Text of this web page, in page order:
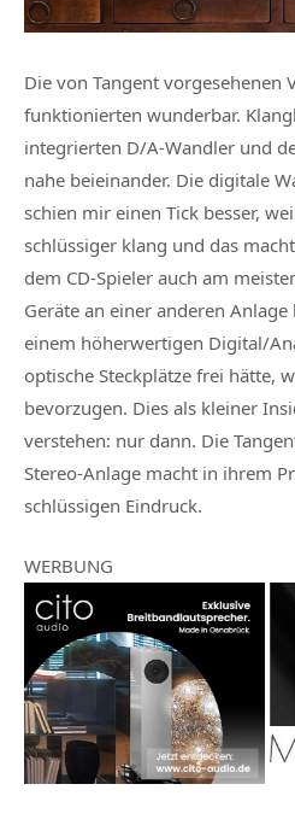
Die von Tangent vorgesehenen
funktionierten wunderbar.
integrierten D/A-Wandler und
nahe beieinander. Die digitale
schien mir einen Tick besser,
schlüssiger klang und das
dem CD-Spieler auch am
Geräte an einer anderen
einem höherwertigen Digital/
optische Steckplätze frei hätte,
bevorzugen. Dies als kleiner
verstehen: nur dann. Die
Stereo-Anlage macht in ihrem
schlüssigen Eindruck.
WERBUNG